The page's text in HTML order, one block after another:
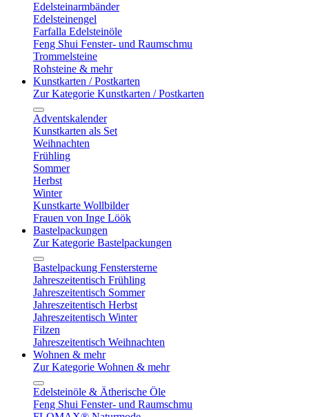
Edelsteinarmbänder
Edelsteinengel
Farfalla Edelsteinöle
Feng Shui Fenster- und Raumschmu
Trommelsteine
Rohsteine & mehr
Kunstkarten / Postkarten
Zur Kategorie Kunstkarten / Postkarten
Adventskalender
Kunstkarten als Set
Weihnachten
Frühling
Sommer
Herbst
Winter
Kunstkarte Wollbilder
Frauen von Inge Löök
Bastelpackungen
Zur Kategorie Bastelpackungen
Bastelpackung Fenstersterne
Jahreszeitentisch Frühling
Jahreszeitentisch Sommer
Jahreszeitentisch Herbst
Jahreszeitentisch Winter
Filzen
Jahreszeitentisch Weihnachten
Wohnen & mehr
Zur Kategorie Wohnen & mehr
Edelsteinöle & Ätherische Öle
Feng Shui Fenster- und Raumschmu